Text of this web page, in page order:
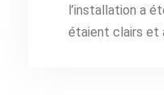
l’installation a
étaient clairs et